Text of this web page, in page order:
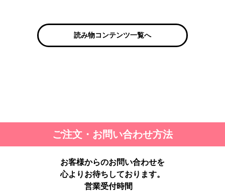
読み物コンテンツ一覧へ
ご注文・お問い合わせ方法
お客様からのお問い合わせを
心よりお待ちしております。
営業受付時間